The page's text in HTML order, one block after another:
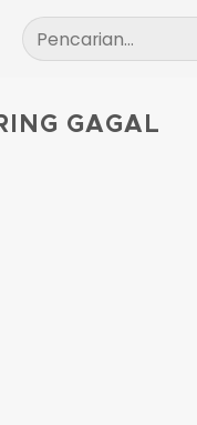
Pencarian
untuk:
GAGAL